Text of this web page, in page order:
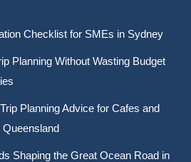
Checklist for SMEs in Sydney
Planning Without Wasting Budget
Planning Advice for Cafes and
Queensland
Shaping the Great Ocean Road in